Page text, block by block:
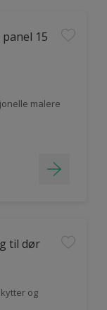
15
malere
til dør
og